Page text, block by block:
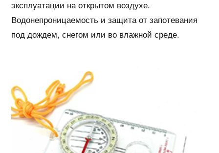
эксплуатации на открытом воздухе.
Водонепроницаемость и защита от запотевания
под дождем, снегом или во влажной среде.